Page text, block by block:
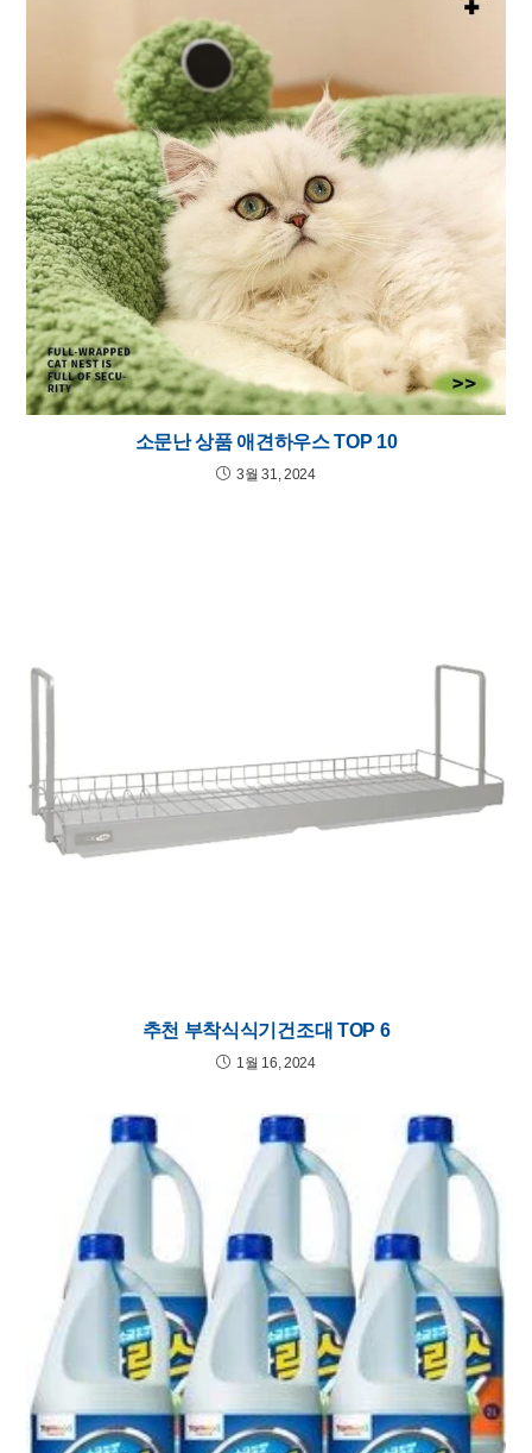
소문난 상품 애견하우스 TOP 10
3월 31, 2024
추천 부착식식기건조대 TOP 6
1월 16, 2024